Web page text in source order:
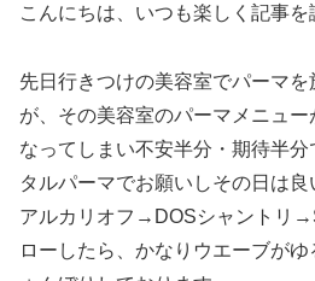
こんにちは、いつも楽しく記事を
先日行きつけの美容室でパーマ
が、その美容室のパーマメニュー
なってしまい不安半分・期待半
タルパーマでお願いしその日は良
アルカリオフ→DOSシャントリ
ローしたら、かなりウエーブが